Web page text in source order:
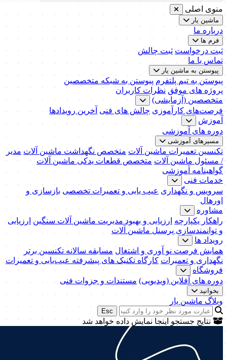
منوی اصلی
ماشین یار
درباره ما
فرم ها
ثبت درخواست ثبت چالش
تماس با ما
پیوستن به ماشین یار
پیوستن به تیم پلتفرم پیوستن به شبکه متخصصین
پروژه های موفق نظرات کاربران
متخصصین (آزمایشی)
فرصت‌های کارآموزی چالش های فنی آخرین رویدادها
آموزش
دوره های آموزشی
مسیرهای آموزشی
تکنسین تعمیرات ماشین آلات متخصص نگهداشت ماشین آلات مدیر
/ مسئول ماشین آلات متخصص قطعات یدکی ماشین آلات
گواهینامه آموزشی
خدمات فنی
سرویس و نگهداری عیب یابی و تعمیرات تخصصی بازسازی و
اورهال
مشاوره
راهکار یکپارچه ارزیابی و بهبود مدیریت ماشین آلات سنگین ارزیابی
و توانمندسازی پرسنل ماشین آلات
رویداد ها
همایش فرصت نو آوری و اشتغال مسابقه سالانه تکنسین برتر
نگهداری و تعمیرات کارگاه تکنیک‌ های پیشرفته عیب‌یابی و تعمیرات
فروشگاه
دوره های آفلاین (ویدیویی) مستندات و جزوات فنی
بخوانید
وبلاگ ماشین یار
Esc
نتایج جستجو اینجا نمایش داده خواهد شد